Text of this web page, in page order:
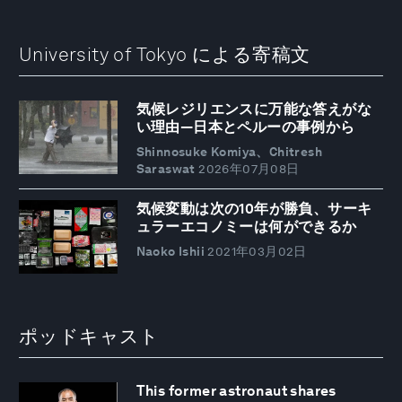
University of Tokyo による寄稿文
気候レジリエンスに万能な答えがな
い理由―日本とペルーの事例から
Shinnosuke Komiya、Chitresh
Saraswat 2026年07月08日
気候変動は次の10年が勝負、サーキ
ュラーエコノミーは何ができるか
Naoko Ishii 2021年03月02日
ポッドキャスト
This former astronaut shares